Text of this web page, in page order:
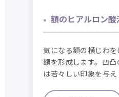
額のヒアルロン酸
気になる額の横じわ
額を形成します。凹
は若々しい印象を与え